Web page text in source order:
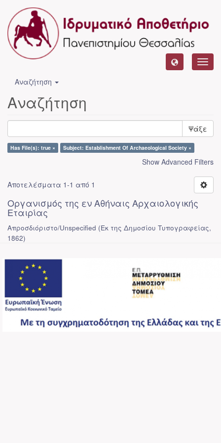
Αναζήτηση
Αναζήτηση
Ψάξε
Has File(s): true × Subject: Establishment Of Archaeological Society ×
Show Advanced Filters
Αποτελέσματα 1-1 από 1
Οργανισμός της εν Αθήναις Αρχαιολογικής
Εταιρίας
Απροσδιόριστο/Unspecified (Εκ της Δημοσίου Τυπογραφείας,
1862)